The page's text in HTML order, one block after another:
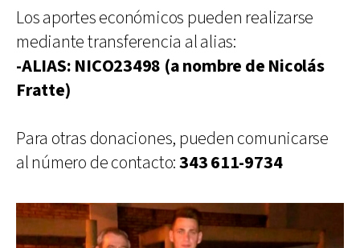
Los aportes económicos pueden realizarse
mediante transferencia al alias:
-ALIAS: NICO23498 (a nombre de Nicolás
Fratte)
Para otras donaciones, pueden comunicarse
al número de contacto:343 611-9734